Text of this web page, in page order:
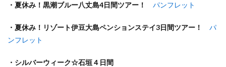
・夏休み！黒潮ブルー八丈島4日間ツアー！ パンフレット
・夏休み！リゾート伊豆大島ペンションステイ3日間ツアー！
パ
ンフレット
・シルバーウィーク☆石垣４日間